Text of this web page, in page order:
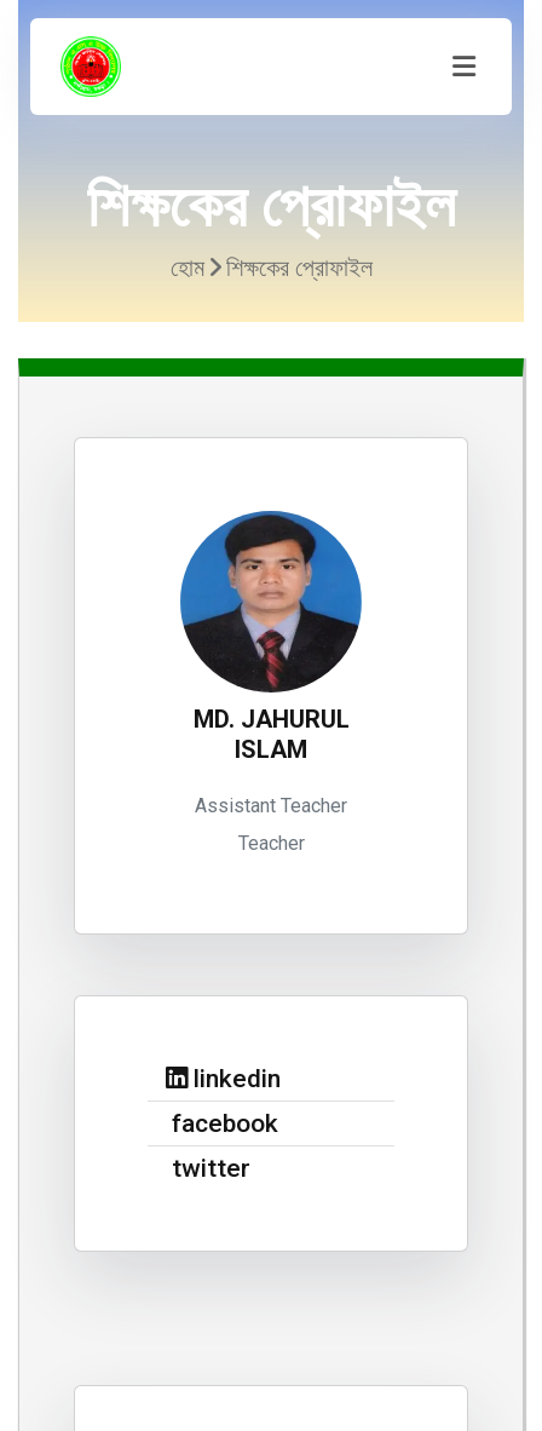
শিক্ষকের প্রোফাইল
হোম শিক্ষকের প্রোফাইল
MD. JAHURUL
ISLAM
Assistant Teacher
Teacher
linkedin
facebook
twitter